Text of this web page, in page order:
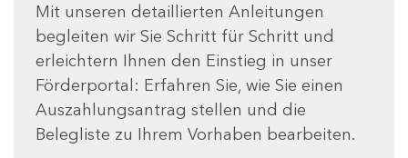
Mit unseren detaillierten Anleitungen
begleiten wir Sie Schritt für Schritt und
erleichtern Ihnen den Einstieg in unser
Förderportal: Erfahren Sie, wie Sie einen
Auszahlungsantrag stellen und die
Belegliste zu Ihrem Vorhaben bearbeiten.